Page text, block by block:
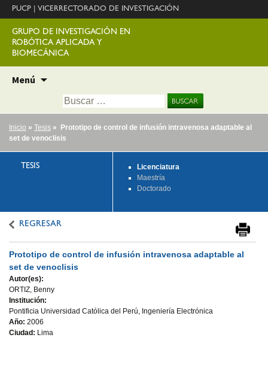
PUCP VICERRECTORADO DE INVESTIGACIÓN
GRUPO DE INVESTIGACIÓN EN
ROBÓTICA APLICADA Y
BIOMECÁNICA
Menú
contenido
Buscar:
Inicio » Tesis » Prototipo de control de infusión intravenosa adaptable al
set de venoclisis
TESIS
Licenciatura
Maestría
Doctorado
REGRESAR
Prototipo de control de infusión intravenosa adaptable al
set de venoclisis
Autor(es):
ORTIZ, Benny
Institución:
Pontificia Universidad Católica del Perú, Ingeniería Electrónica
Año: 2006
Ciudad: Lima